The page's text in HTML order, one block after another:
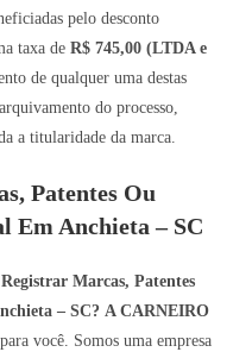
pelo desconto
taxa deR$ 745,00 (LTDA e
de qualquer uma destas
do processo,
a titularidade da marca.
Patentes Ou
Em Anchieta – SC
Registrar Marcas, Patentes
– SC? A CARNEIRO
você. Somos uma empresa